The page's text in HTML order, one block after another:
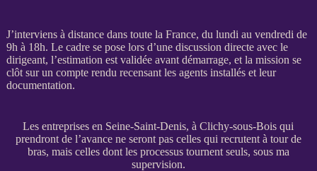
J’interviens à distance dans toute la France, du lundi au vendredi de
9h à 18h. Le cadre se pose lors d’une discussion directe avec le
dirigeant, l’estimation est validée avant démarrage, et la mission se
clôt sur un compte rendu recensant les agentsinstallés et leur
documentation.
Les entreprises en Seine-Saint-Denis, à Clichy-sous-Bois qui
prendront de l’avance ne seront pas celles qui recrutent à tour de
bras, mais celles dont les processus tournent seuls, sous ma
supervision.